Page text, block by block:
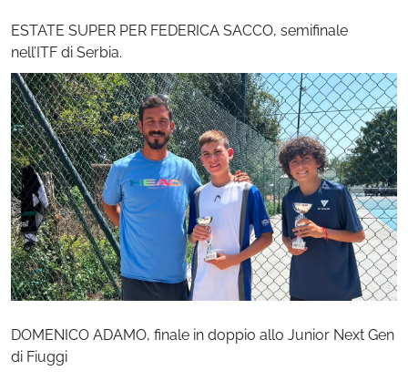
ESTATE SUPER PER FEDERICA SACCO, semifinale
nell’ITF di Serbia.
DOMENICO ADAMO, finale in doppio allo Junior Next Gen
di Fiuggi